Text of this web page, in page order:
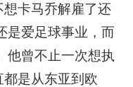
卡马乔解雇了还
是爱足球事业，而
他曾不止一次想执
是从东亚到欧